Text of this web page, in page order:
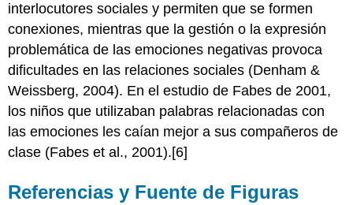
interlocutores sociales y permiten que se formen
conexiones, mientras que la gestión o la expresión
problemática de las emociones negativas provoca
dificultades en las relaciones sociales (Denham &
Weissberg, 2004). En el estudio de Fabes de 2001,
los niños que utilizaban palabras relacionadas con
las emociones les caían mejor a sus compañeros de
clase (Fabes et al., 2001).[6]
Referencias y Fuente de Figuras